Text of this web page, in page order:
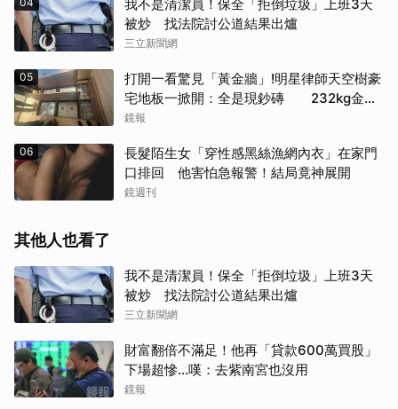
我不是清潔員！保全「拒倒垃圾」上班3天
被炒 找法院討公道結果出爐
三立新聞網
05
打開一看驚見「黃金牆」!明星律師天空樹豪
宅地板一掀開：全是現鈔磚 232kg金山
震撼影像曝
鏡報
06
長髮陌生女「穿性感黑絲漁網內衣」在家門
口排回 他害怕急報警！結局竟神展開
鏡週刊
其他人也看了
我不是清潔員！保全「拒倒垃圾」上班3天
被炒 找法院討公道結果出爐
三立新聞網
財富翻倍不滿足！他再「貸款600萬買股」
下場超慘...嘆：去紫南宮也沒用
鏡報